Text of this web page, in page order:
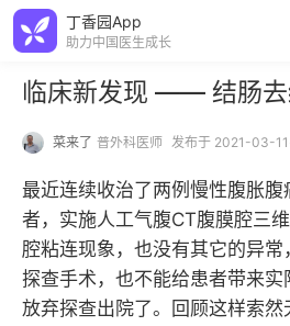
丁香园App
助力中国医生成长
临床新发现 —— 结肠去
菜来了 普外科医师 发布于 2021-03-
最近连续收治了两例慢性腹胀
者，实施人工气腹CT腹膜腔三
腔粘连现象，也没有其它的异
探查手术，也不能给患者带来
放弃探查出院了。回顾这样索